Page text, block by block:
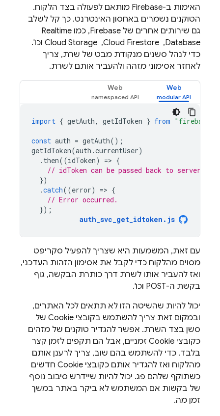
האימות ב-Firebase מותאם לפעולה בצד הלקוח.
הטוקנים נשמרים באחסון האינטרנט. כך קל לשלב
גם שירותים אחרים של Firebase, כמו Realtime
Database, ‏ Cloud Firestore, ‏ Cloud Storage וכו'.
כדי לנהל סשנים מנקודת מבט של שרת, צריך
לאחזר אסימוני מזהה ולהעביר אותם לשרת.
Web
Web
import { getAuth, getIdToken } from "firebase/
const auth = getAuth();
getIdToken(auth .currentUser)
. then((idToken) => {
// idToken can be passed back to server.
})
.catch((error) => {
// Error occurred.
});
auth_svc_get_idtoken . js
עם זאת, המשמעות היא שצריך להפעיל סקריפט
מסוים מהלקוח כדי לקבל את אסימון הזהות העדכני,
ואז להעביר אותו לשרת דרך כותרת הבקשה, גוף
בקשת ה-POST וכו'.
יכול להיות שהשיטה הזו לא תתאים לכל האתרים,
ובמקום זאת צריך להשתמש בקובצי Cookie של
סשן בצד השרת. אפשר להגדיר טוקנים של מזהים
כקובצי Cookie זמניים, אבל הם תקפים לזמן קצר
בלבד. כדי להשתמש בהם שוב, צריך לרענן אותם
מהלקוח ואז להגדיר אותם כקובצי Cookie חדשים
כשתוקף שלהם פג. יכול להיות שיידרש סיבוב נוסף
של בקשות אם המשתמש לא ביקר באתר במשך
זמן מה.